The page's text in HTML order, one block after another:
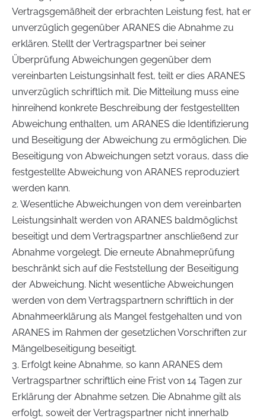
Vertragsgemäßheit der erbrachten Leistung fest, hat er
unverzüglich gegenüber ARANES die Abnahme zu
erklären. Stellt der Vertragspartner bei seiner
Überprüfung Abweichungen gegenüber dem
vereinbarten Leistungsinhalt fest, teilt er dies ARANES
unverzüglich schriftlich mit. Die Mitteilung muss eine
hinreihend konkrete Beschreibung der festgestellten
Abweichung enthalten, um ARANES die Identifizierung
und Beseitigung der Abweichung zu ermöglichen. Die
Beseitigung von Abweichungen setzt voraus, dass die
festgestellte Abweichung von ARANES reproduziert
werden kann.
2. Wesentliche Abweichungen von dem vereinbarten
Leistungsinhalt werden von ARANES baldmöglichst
beseitigt und dem Vertragspartner anschließend zur
Abnahme vorgelegt. Die erneute Abnahmeprüfung
beschränkt sich auf die Feststellung der Beseitigung
der Abweichung. Nicht wesentliche Abweichungen
werden von dem Vertragspartnern schriftlich in der
Abnahmeerklärung als Mangel festgehalten und von
ARANES im Rahmen der gesetzlichen Vorschriften zur
Mängelbeseitigung beseitigt.
3. Erfolgt keine Abnahme, so kann ARANES dem
Vertragspartner schriftlich eine Frist von 14 Tagen zur
Erklärung der Abnahme setzen. Die Abnahme gilt als
erfolgt, soweit der Vertragspartner nicht innerhalb